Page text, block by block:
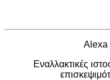
Alexa
Εναλλακτικές